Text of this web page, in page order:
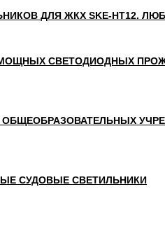
ДЛЯ ЖКХ SKE-НТ12.
СВЕТОДИОДНЫХ
СУДОВЫЕ СВЕТИЛЬНИКИ